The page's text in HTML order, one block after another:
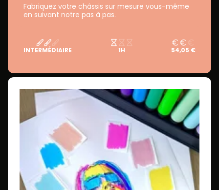
Fabriquez votre châssis sur mesure vous-même
en suivant notre pas à pas.
INTERMÉDIAIRE 1H 54,05 €